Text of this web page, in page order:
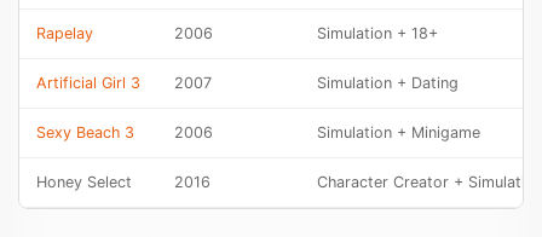
Rapelay 2006 Simulation + 18+
Artificial Girl 3 2007 Simulation + Dating
Sexy Beach 3 2006 Simulation + Minigame
Honey Select 2016 Character Creator + Simulation